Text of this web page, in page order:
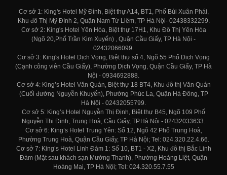
Cơ sở 1: King's Hotel Mỹ Đình, Biệt thự A14, BT1, Phố Bùi Xuân Phái,
Khu đô Thị Mỹ Đình 2, Quận Nam Từ Liêm, TP Hà Nội- 02438332299.
Cơ sở 2: King's Hotel Yên Hòa, Biệt thự 17H1, Khu Đô Thị Yên Hòa
(Ngõ 20,Phố Trần Kim Xuyến) , Quận Cầu Giấy, TP Hà Nội -
02432066099.
Cơ sở 3: King's Hotel Dịch Vọng, Biệt thự số 4, Ngõ 55 Phố Dịch Vọng
(Cạnh công viên Cầu Giấy), Phường Dịch Vọng, Quận Cầu Giấy, TP Hà
Nội - 0934692888.
Cơ sở 4: King’s Hotel Văn Quán, Biệt thự 18 BT4, Khu đô thị Văn Quán
(Cuối đường Nguyễn Khuyến), Phường Phúc La, Quận Hà Đông, TP
Hà Nội - 02432055799.
Cơ sở 5: King’s Hotel Nguyễn Thị Định, Biệt thự B45, Ngõ 109 Phố
Nguyễn Thị Định, Trung Hoà, Cầu Giấy, TP.Hà Nội - 02432033633.
Cơ sở 6: King’s Hotel Trung Yên: Số 12, Ngõ 42 Phố Trung Hoà,
Phường Trung Hoà, Quận Cầu Giấy, TP Hà Nội; Tel: 024.320.22.4.66.
Cơ sở 7: King’s Hotel Linh Đàm 1: Số 10, BT1 - X2, Khu đô thị Bắc Linh
Đàm (Mặt sau khách sạn Mường Thanh), Phường Hoàng Liệt, Quận
Hoàng Mai, TP Hà Nội; Tel: 024.320.55.7.55